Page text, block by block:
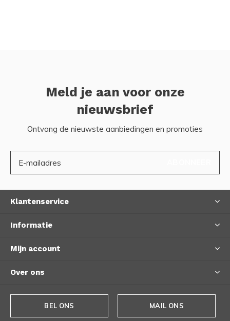
Meld je aan voor onze
nieuwsbrief
Ontvang de nieuwste aanbiedingen en promoties
Klantenservice
Informatie
Mijn account
Over ons
BEL ONS MAIL ONS